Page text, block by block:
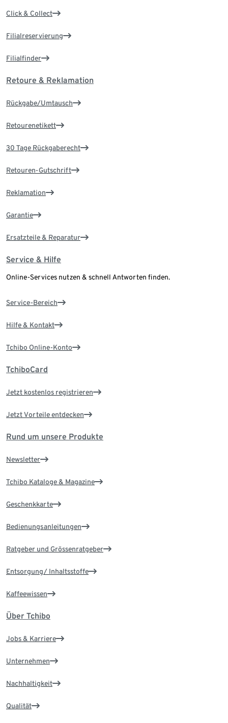
Click & Collect
Filialreservierung
Filialfinder
Retoure & Reklamation
Rückgabe/Umtausch
Retourenetikett
30 Tage Rückgaberecht
Retouren-Gutschrift
Reklamation
Garantie
Ersatzteile & Reparatur
Service & Hilfe
Online-Services nutzen & schnell Antworten finden.
Service-Bereich
Hilfe & Kontakt
Tchibo Online-Konto
TchiboCard
Jetzt kostenlos registrieren
Jetzt Vorteile entdecken
Rund um unsere Produkte
Newsletter
Tchibo Kataloge & Magazine
Geschenkkarte
Bedienungsanleitungen
Ratgeber und Grössenratgeber
Entsorgung/ Inhaltsstoffe
Kaffeewissen
Über Tchibo
Jobs & Karriere
Unternehmen
Nachhaltigkeit
Qualität